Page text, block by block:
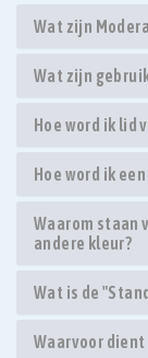
Wat zijn
Wat zijn
Hoe word ik lid
Hoe word ik
Waarom staan
andere kleur?
Wat is de
Waarvoor